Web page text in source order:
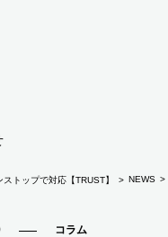
トップで対応【TRUST】 NEWS
コラム